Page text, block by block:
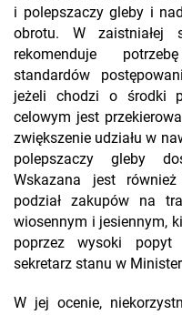
i polepszaczy gleby i
obrotu. W zaistniałej
rekomenduje
standardów
jeżeli chodzi o środki
celowym jest
zwiększenie udziału w
polepszaczy gleby
Wskazana jest
podział zakupów na
wiosennym i jesiennym,
poprzez wysoki popyt
sekretarz stanu w
W jej ocenie,